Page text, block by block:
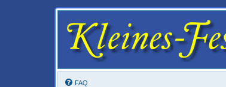
FAQ